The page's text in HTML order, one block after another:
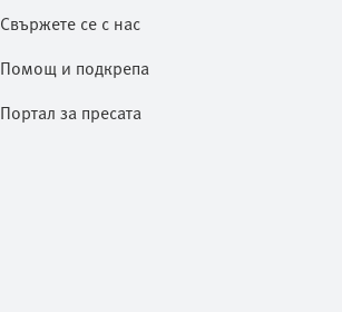
Свържете се с нас
Помощ и подкрепа
Портал за пресата